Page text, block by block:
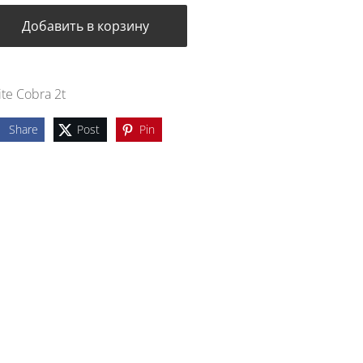
Добавить в корзину
Cobra 2t
Share Post Pin